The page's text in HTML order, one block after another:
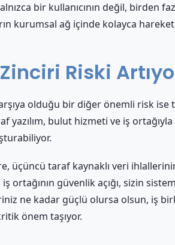
bir kullanıcının değil, birden
kurumsal ağ içinde kolayca
Riski
olduğu bir diğer önemli risk ise
yazılım, bulut hizmeti ve iş
üçüncü taraf kaynaklı veri
ortağının güvenlik açığı, sizin
ne kadar güçlü olursa olsun, iş
önem taşıyor.